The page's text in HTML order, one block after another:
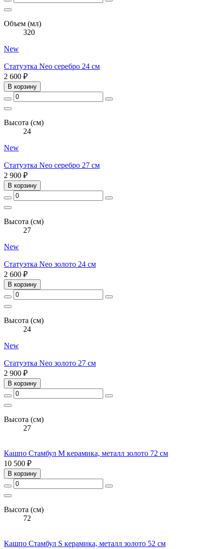
Объем (мл)
320
New
Статуэтка Neo серебро 24 см
2 600 ₽
В корзину
Высота (см)
24
New
Статуэтка Neo серебро 27 см
2 900 ₽
В корзину
Высота (см)
27
New
Статуэтка Neo золото 24 см
2 600 ₽
В корзину
Высота (см)
24
New
Статуэтка Neo золото 27 см
2 900 ₽
В корзину
Высота (см)
27
Кашпо Стамбул М керамика, металл золото 72 см
10 500 ₽
В корзину
Высота (см)
72
Кашпо Стамбул S керамика, металл золото 52 см